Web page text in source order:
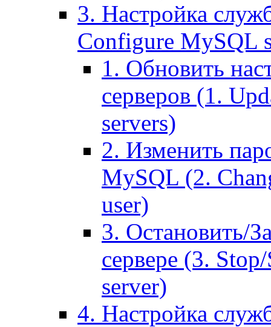
3. Настройка
Configure MySQL
1. Обновить
серверов (1.
servers)
2. Изменить
MySQL (2.
user)
3. Остановить/
сервере (3.
server)
4. Настройка